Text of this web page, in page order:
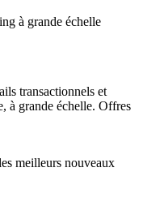
à grande échelle
transactionnels et
à grande échelle. Offres
meilleurs nouveaux